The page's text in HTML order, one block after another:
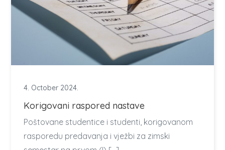
4. October 2024.
Korigovani raspored nastave
Poštovane studentice i studenti, korigovanom
rasporedu predavanja i vježbi za zimski